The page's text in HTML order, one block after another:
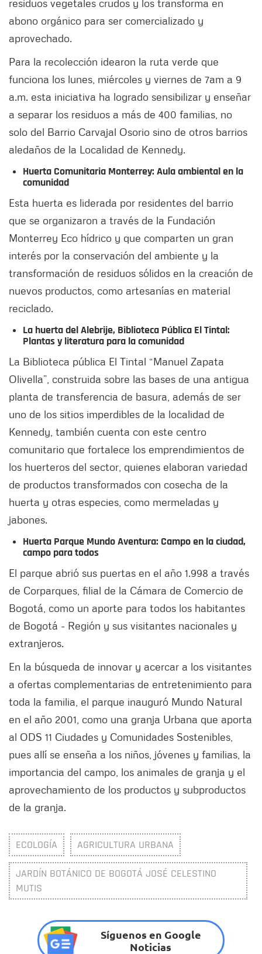
residuos vegetales crudos y los transforma en
abono orgánico para ser comercializado y
aprovechado.
Para la recolección idearon la ruta verde que
funciona los lunes, miércoles y viernes de 7am a 9
a.m. esta iniciativa ha logrado sensibilizar y enseñar
a separar los residuos a más de 400 familias, no
solo del Barrio Carvajal Osorio sino de otros barrios
aledaños de la Localidad de Kennedy.
Huerta Comunitaria Monterrey: Aula ambiental en la
comunidad
Esta huerta es liderada por residentes del barrio
que se organizaron a través de la Fundación
Monterrey Eco hídrico y que comparten un gran
interés por la conservación del ambiente y la
transformación de residuos sólidos en la creación de
nuevos productos, como artesanías en material
reciclado.
La huerta del Alebrije, Biblioteca Pública El Tintal:
Plantas y literatura para la comunidad
La Biblioteca pública El Tintal “Manuel Zapata
Olivella”, construida sobre las bases de una antigua
planta de transferencia de basura, además de ser
uno de los sitios imperdibles de la localidad de
Kennedy, también cuenta con este centro
comunitario que fortalece los emprendimientos de
los huerteros del sector, quienes elaboran variedad
de productos transformados con cosecha de la
huerta y otras especies, como mermeladas y
jabones.
Huerta Parque Mundo Aventura: Campo en la ciudad,
campo para todos
El parque abrió sus puertas en el año 1.998 a través
de Corparques, filial de la Cámara de Comercio de
Bogotá, como un aporte para todos los habitantes
de Bogotá - Región y sus visitantes nacionales y
extranjeros.
En la búsqueda de innovar y acercar a los visitantes
a ofertas complementarias de entretenimiento para
toda la familia, el parque inauguró Mundo Natural
en el año 2001, como una granja Urbana que aporta
al ODS 11 Ciudades y Comunidades Sostenibles,
pues allí se enseña a los niños, jóvenes y familias, la
importancia del campo, los animales de granja y el
aprovechamiento de los productos y subproductos
de la granja.
ECOLOGÍA AGRICULTURA URBANA
JARDÍN BOTÁNICO DE BOGOTÁ JOSÉ CELESTINO
MUTIS
Síguenos en Google
Noticias